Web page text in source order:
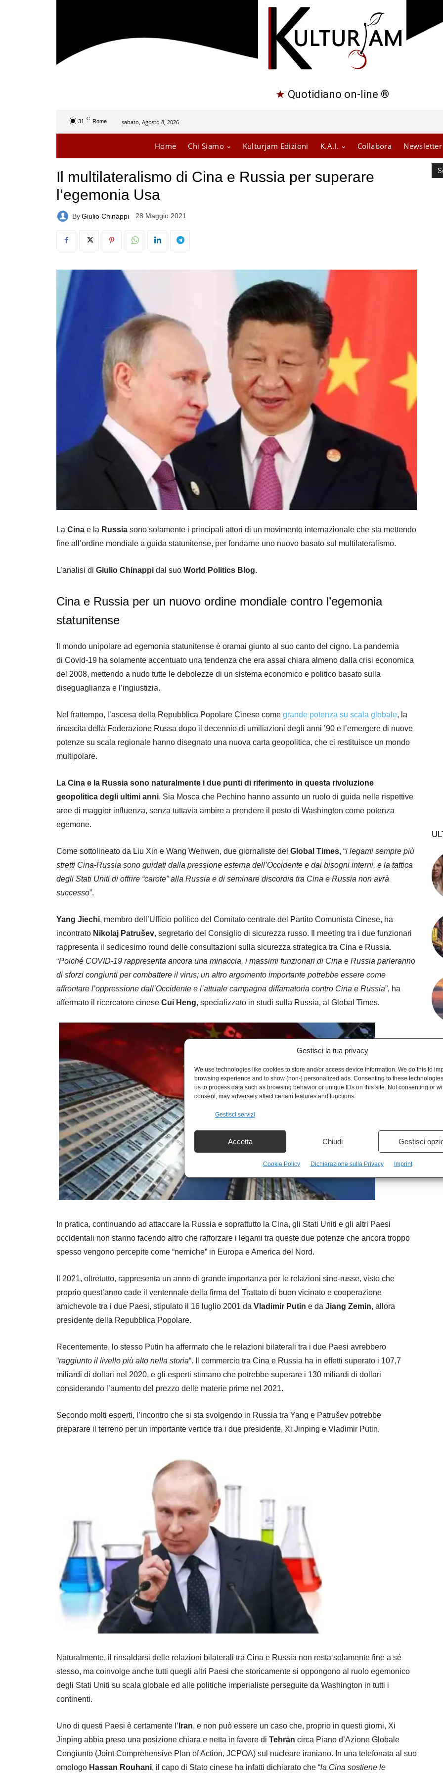
Gestisci la tua privacy
We use technologies like cookies to store and/or access device information. We do this to
browsing experience and to show (non-) personalized ads. Consenting to these
us to process data such as browsing behavior or unique IDs on this site. Not consenting or
consent, may adversely affect certain features and functions.
Gestisci servizi
Accetta Chiudi Gestisci
Cookie Policy Dichiarazione sulla Privacy Imprint
★ Quotidiano on-line ®
31 C Rome sabato, Agosto 8, 2026
Home Chi Siamo Kulturjam Edizioni K.A.I. Collabora Newsletter
Il multilateralismo di Cina e Russia per superare
l’egemonia Usa
ByGiulio Chinappi 28 Maggio 2021
La Cina e la Russia sono solamente i principali attori di un movimento internazionale che sta mettendo
fine all’ordine mondiale a guida statunitense, per fondarne uno nuovo basato sul multilateralismo.
L’analisi di Giulio Chinappi dal suo World Politics Blog.
Cina e Russia per un nuovo ordine mondiale contro l’egemonia
statunitense
Il mondo unipolare ad egemonia statunitense è oramai giunto al suo canto del cigno. La pandemia
di Covid-19 ha solamente accentuato una tendenza che era assai chiara almeno dalla crisi economica
del 2008, mettendo a nudo tutte le debolezze di un sistema economico e politico basato sulla
diseguaglianza e l’ingiustizia.
Nel frattempo, l’ascesa della Repubblica Popolare Cinese come grande potenza su scala globale, la
rinascita della Federazione Russa dopo il decennio di umiliazioni degli anni ’90 e l’emergere di nuove
potenze su scala regionale hanno disegnato una nuova carta geopolitica, che ci restituisce un mondo
multipolare.
La Cina e la Russia sono naturalmente i due punti di riferimento in questa rivoluzione
geopolitica degli ultimi anni. Sia Mosca che Pechino hanno assunto un ruolo di guida nelle rispettive
aree di maggior influenza, senza tuttavia ambire a prendere il posto di Washington come potenza
egemone.
Come sottolineato da Liu Xin e Wang Wenwen, due giornaliste del Global Times, “i legami sempre più
stretti Cina-Russia sono guidati dalla pressione esterna dell’Occidente e dai bisogni interni, e la tattica
degli Stati Uniti di offrire “carote” alla Russia e di seminare discordia tra Cina e Russia non avrà
successo”.
Yang Jiechi, membro dell’Ufficio politico del Comitato centrale del Partito Comunista Cinese, ha
incontrato Nikolaj Patrušev, segretario del Consiglio di sicurezza russo. Il meeting tra i due funzionari
rappresenta il sedicesimo round delle consultazioni sulla sicurezza strategica tra Cina e Russia.
“Poiché COVID-19 rappresenta ancora una minaccia, i massimi funzionari di Cina e Russia parleranno
di sforzi congiunti per combattere il virus; un altro argomento importante potrebbe essere come
affrontare l’oppressione dall’Occidente e l’attuale campagna diffamatoria contro Cina e Russia”, ha
affermato il ricercatore cinese Cui Heng, specializzato in studi sulla Russia, al Global Times.
In pratica, continuando ad attaccare la Russia e soprattutto la Cina, gli Stati Uniti e gli altri Paesi
occidentali non stanno facendo altro che rafforzare i legami tra queste due potenze che ancora troppo
spesso vengono percepite come “nemiche” in Europa e America del Nord.
Il 2021, oltretutto, rappresenta un anno di grande importanza per le relazioni sino-russe, visto che
proprio quest’anno cade il ventennale della firma del Trattato di buon vicinato e cooperazione
amichevole tra i due Paesi, stipulato il 16 luglio 2001 da Vladimir Putin e da Jiang Zemin, allora
presidente della Repubblica Popolare.
Recentemente, lo stesso Putin ha affermato che le relazioni bilaterali tra i due Paesi avrebbero
“raggiunto il livello più alto nella storia“. Il commercio tra Cina e Russia ha in effetti superato i 107,7
miliardi di dollari nel 2020, e gli esperti stimano che potrebbe superare i 130 miliardi di dollari
considerando l’aumento del prezzo delle materie prime nel 2021.
Secondo molti esperti, l’incontro che si sta svolgendo in Russia tra Yang e Patrušev potrebbe
preparare il terreno per un importante vertice tra i due presidente, Xi Jinping e Vladimir Putin.
Naturalmente, il rinsaldarsi delle relazioni bilaterali tra Cina e Russia non resta solamente fine a sé
stesso, ma coinvolge anche tutti quegli altri Paesi che storicamente si oppongono al ruolo egemonico
degli Stati Uniti su scala globale ed alle politiche imperialiste perseguite da Washington in tutti i
continenti.
Uno di questi Paesi è certamente l’ Iran, e non può essere un caso che, proprio in questi giorni, Xi
Jinping abbia preso una posizione chiara e netta in favore di Tehrān circa Piano d’Azione Globale
Congiunto (Joint Comprehensive Plan of Action, JCPOA) sul nucleare iraniano. In una telefonata al suo
omologo Hassan Rouhani, il capo di Stato cinese ha infatti dichiarato che “la Cina sostiene le